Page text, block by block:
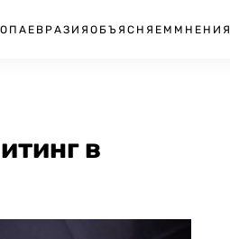
ЕВРАЗИЯ ОБЪЯСНЯЕМ МНЕНИЯ
в